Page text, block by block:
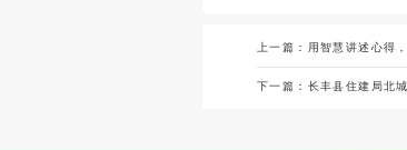
上一篇： 用智慧讲述心得
下一篇： 长丰县住建局北